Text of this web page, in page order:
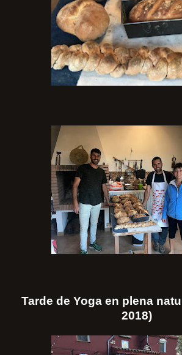
Tarde de Yoga en plena
2018)